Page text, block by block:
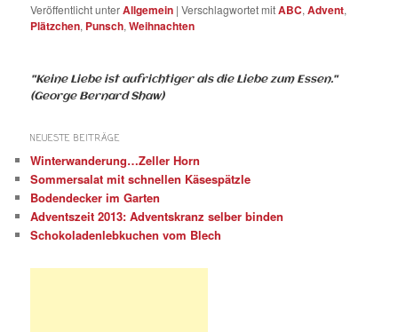
Veröffentlicht unterAllgemein |Verschlagwortet mitABC,Advent,
Plätzchen, Punsch,Weihnachten
"Keine Liebe ist aufrichtiger als die Liebe zum Essen."
(George Bernard Shaw)
NEUESTE BEITRÄGE
Winterwanderung…Zeller Horn
Sommersalat mit schnellen Käsespätzle
Bodendecker im Garten
Adventszeit 2013: Adventskranz selber binden
Schokoladenlebkuchen vom Blech